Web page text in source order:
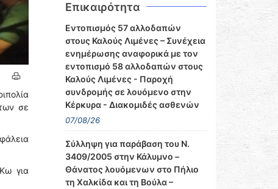
σε
για
Επικαιρότητα
Εντοπισμός 57 αλλοδαπών
στους Καλούς Λιμένες – Συνέχεια
ενημέρωσης αναφορικά με τον
εντοπισμό 58 αλλοδαπών στους
Καλούς Λιμένες - Παροχή
συνδρομής σε λουόμενο στην
Κέρκυρα - Διακομιδές ασθενών
07/08/26
Σύλληψη για παράβαση του Ν.
3409/2005 στην Κάλυμνο –
Θάνατος λουόμενων στο Πήλιο
τη Χαλκίδα και τη Βούλα –